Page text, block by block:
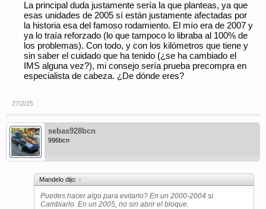
La principal duda justamente sería la que planteas, ya que
esas unidades de 2005 sí están justamente afectadas por
la historia esa del famoso rodamiento. El mío era de 2007 y
ya lo traía reforzado (lo que tampoco lo libraba al 100% de
los problemas). Con todo, y con los kilómetros que tiene y
sin saber el cuidado que ha tenido (¿se ha cambiado el
IMS alguna vez?), mi consejo sería prueba precompra en
especialista de cabeza. ¿De dónde eres?
27/2/25
sebas928bcn
996bcn
Mandelo dijo: ↑
Puedes hacer algo para evitarlo? En un 2000-2004 si.
Cambiarlo. En un 2005, no sin abrir el bloque.